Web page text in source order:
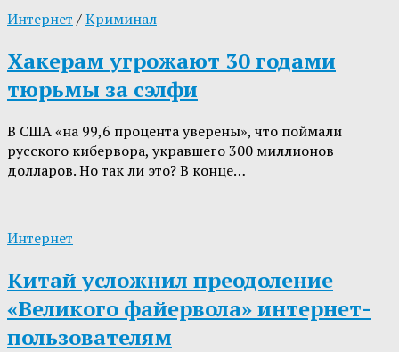
Интернет /Криминал
Хакерам угрожают 30 годами
тюрьмы за сэлфи
В США «на 99,6 процента уверены», что поймали
русского кибервора, укравшего 300 миллионов
долларов. Но так ли это? В конце…
Интернет
Китай усложнил преодоление
«Великого файервола» интернет-
пользователям